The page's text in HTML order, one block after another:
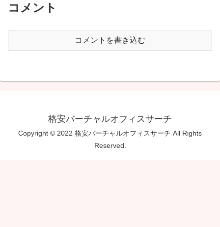
コメント
コメントを書き込む
格安バーチャルオフィスサーチ
Copyright © 2022 格安バーチャルオフィスサーチ All Rights
Reserved.